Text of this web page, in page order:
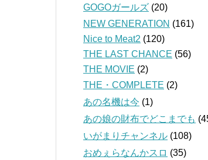
GOGOガールズ (20)
NEW GENERATION (161)
Nice to Meat2 (120)
THE LAST CHANCE (56)
THE MOVIE (2)
THE・COMPLETE (2)
あの名機は今 (1)
あの娘の財布でどこまでも
いがまりチャンネル (108)
おめぇらなんかスロ (35)